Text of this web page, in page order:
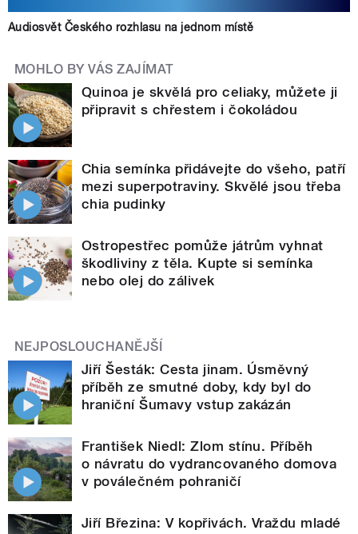
Audiosvět Českého rozhlasu na jednom místě
MOHLO BY VÁS ZAJÍMAT
Quinoa je skvělá pro celiaky, můžete ji
připravit s chřestem i čokoládou
Chia semínka přidávejte do všeho, patří
mezi superpotraviny. Skvělé jsou třeba
chia pudinky
Ostropestřec pomůže játrům vyhnat
škodliviny z těla. Kupte si semínka
nebo olej do zálivek
NEJPOSLOUCHANĚJŠÍ
Jiří Šesták: Cesta jinam. Úsměvný
příběh ze smutné doby, kdy byl do
hraniční Šumavy vstup zakázán
František Niedl: Zlom stínu. Příběh
o návratu do vydrancovaného domova
v poválečném pohraničí
Jiří Březina: V kopřivách. Vraždu mladé